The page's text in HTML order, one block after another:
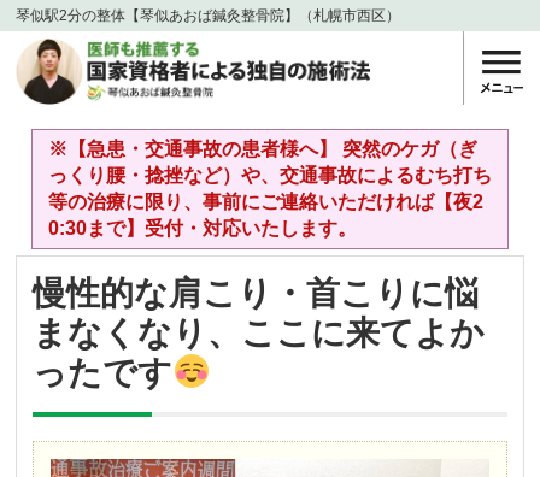
琴似駅2分の整体【琴似あおば鍼灸整骨院】（札幌市西区）
※【急患・交通事故の患者様へ】 突然のケガ（ぎ
っくり腰・捻挫など）や、交通事故によるむち打ち
等の治療に限り、事前にご連絡いただければ【夜2
0:30まで】受付・対応いたします。
慢性的な肩こり・首こりに悩
まなくなり、ここに来てよか
ったです